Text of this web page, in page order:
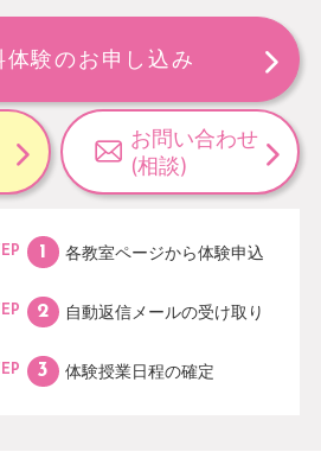
体験のお申し込み
お問い合わせ
(相談)
各教室ページから体験申込
自動返信メールの受け取り
体験授業日程の確定